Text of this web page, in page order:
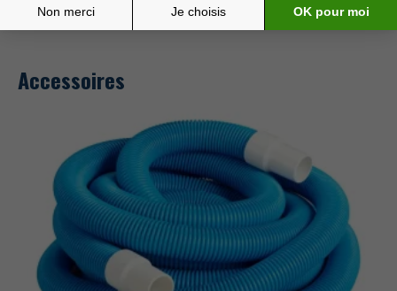
Accessoires